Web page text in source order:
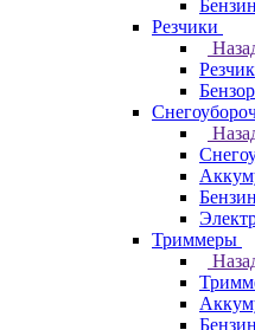
Резчики
Триммеры